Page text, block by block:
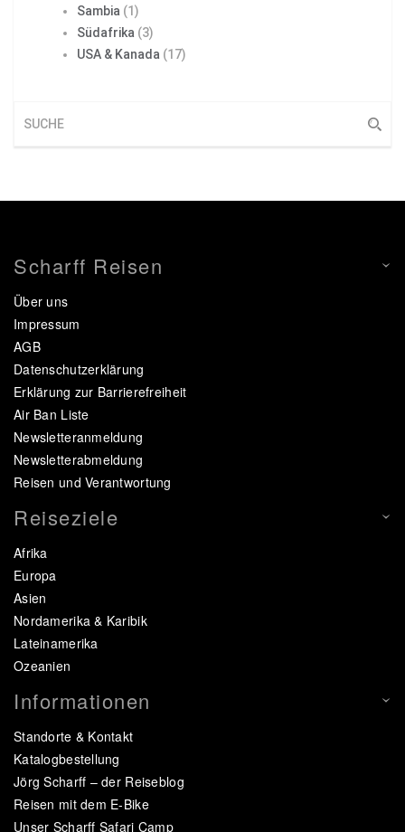
Sambia (1)
Südafrika (3)
USA & Kanada (17)
Scharff Reisen
Über uns
Impressum
AGB
Datenschutzerklärung
Erklärung zur Barrierefreiheit
Air Ban Liste
Newsletteranmeldung
Newsletterabmeldung
Reisen und Verantwortung
Reiseziele
Afrika
Europa
Asien
Nordamerika & Karibik
Lateinamerika
Ozeanien
Informationen
Standorte & Kontakt
Katalogbestellung
Jörg Scharff – der Reiseblog
Reisen mit dem E-Bike
Unser Scharff Safari Camp